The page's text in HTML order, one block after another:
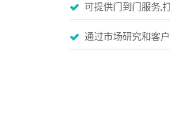
可提供门到门服务,
通过市场研究和客